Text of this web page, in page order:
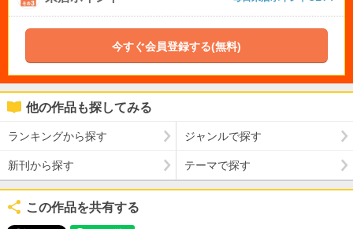
今すぐ会員登録する(無料)
他の作品も探してみる
ランキングから探す ジャンルで探す
新刊から探す テーマで探す
この作品を共有する